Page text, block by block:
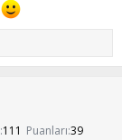
111 Puanları 39